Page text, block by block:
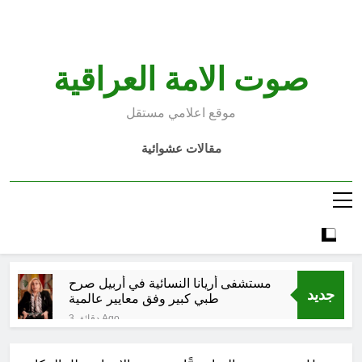
صوت الامة العراقية
موقع اعلامي مستقل
مقالات عشوائية
جديد
مستشفى أريانا النسائية في أربيل صرح
طبي کبير وفق معايير عالمية
3 دقائق Ago